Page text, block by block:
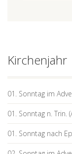
Kirchenjahr
01. Sonntag im
01. Sonntag n. Trin.
01. Sonntag nach